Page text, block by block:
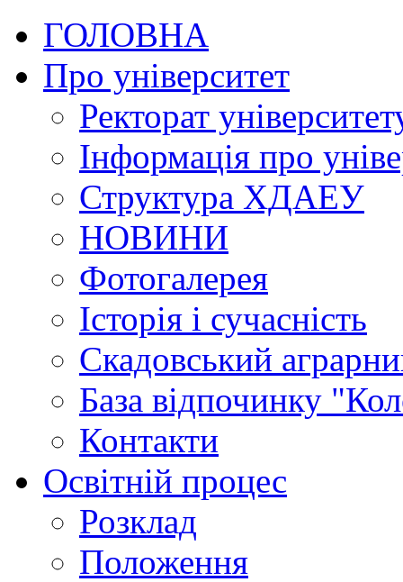
ГОЛОВНА
Про університет
Ректорат
Інформація про
Структура ХДАЕУ
НОВИНИ
Фотогалерея
Історія і сучасність
Скадовський
База відпочинку
Контакти
Освітній процес
Розклад
Положення